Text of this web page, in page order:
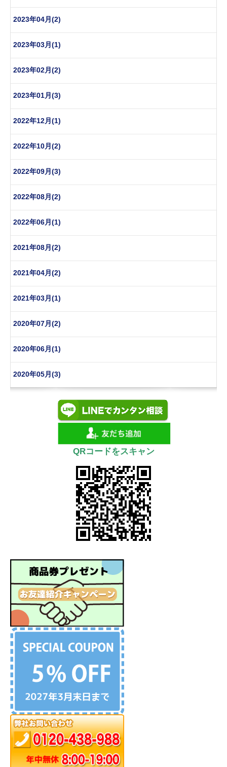
2023年04月(2)
2023年03月(1)
2023年02月(2)
2023年01月(3)
2022年12月(1)
2022年10月(2)
2022年09月(3)
2022年08月(2)
2022年06月(1)
2021年08月(2)
2021年04月(2)
2021年03月(1)
2020年07月(2)
2020年06月(1)
2020年05月(3)
QRコードをスキャン